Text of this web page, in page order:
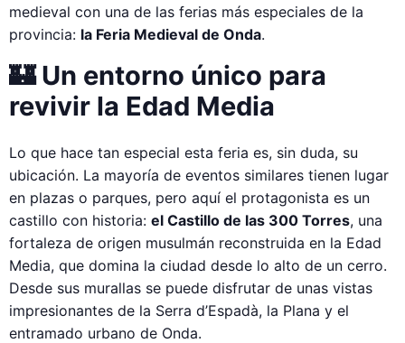
medieval con una de las ferias más especiales de la
provincia: la Feria Medieval de Onda.
🏰 Un entorno único para
revivir la Edad Media
Lo que hace tan especial esta feria es, sin duda, su
ubicación. La mayoría de eventos similares tienen lugar
en plazas o parques, pero aquí el protagonista es un
castillo con historia: el Castillo de las 300 Torres, una
fortaleza de origen musulmán reconstruida en la Edad
Media, que domina la ciudad desde lo alto de un cerro.
Desde sus murallas se puede disfrutar de unas vistas
impresionantes de la Serra d’Espadà, la Plana y el
entramado urbano de Onda.